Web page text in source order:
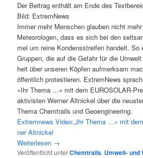
Der Bei­trag ent­hält am Ende des
Bild: Extrem­News
Immer mehr Men­schen glau­ben nicht
Meteo­ro­lo­gen, dass es sich bei den
mel um rei­ne Kon­dens­strei­fen han­delt. So
Grup­pen, die auf die Gefahr für die
heit über unse­ren Köp­fen auf­merk­sam
öffent­lich pro­tes­tie­ren. Extrem­News
»Ihr The­ma …« mit dem EURO­SO­LAR-
ak­ti­vis­ten Wer­ner Alt­ni­ckel über die
The­ma Chem­trails und Geoengineering.
Extrem­news Video:„Ihr The­ma …« mit
ner Altnickel
Wei­ter­le­sen →
Veröffentlicht unterChemtrails, Umwelt- und